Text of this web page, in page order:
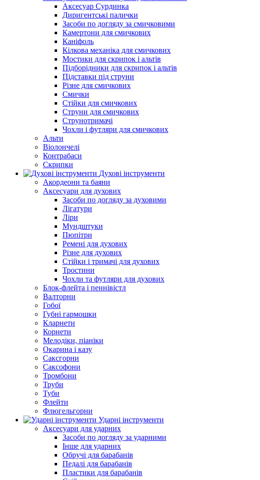
Аксесуар Сурдинка
Диригентські палички
Засоби по догляду за смичковими
Камертони для смичкових
Каніфоль
Кілкова механіка для смичкових
Мостики для скрипок і альтів
Підборiдники для скрипок і альтів
Підставки під струни
Різне для смичкових
Смички
Стійки для смичкових
Струни для смичкових
Струнотримачі
Чохли і футляри для смичкових
Альти
Віолончелі
Контрабаси
Скрипки
Духові інструменти
Акордеони та баяни
Аксесуари для духових
Засоби по догляду за духовими
Лігатури
Ліри
Мундштуки
Пюпітри
Ремені для духових
Різне для духових
Стійки і тримачі для духових
Тростини
Чохли та футляри для духових
Блок-флейта і пеннівістл
Валторни
Гобої
Губні гармошки
Кларнети
Корнети
Мелодіки, піаніки
Окарина і казу
Саксгорни
Саксофони
Тромбони
Труби
Туби
Флейти
Флюгельгорни
Ударні інструменти
Аксесуари для ударних
Засоби по догляду за ударними
Інше для ударних
Обручі для барабанів
Педалі для барабанів
Пластики для барабанів